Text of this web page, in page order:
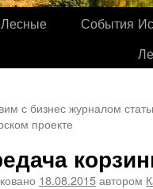
События
с бизнес журналом
проекте
18.08.2015автором